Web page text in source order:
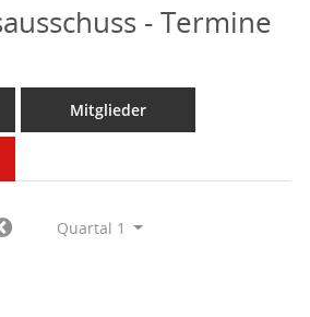
- Termine
Mitglieder
Quartal 1